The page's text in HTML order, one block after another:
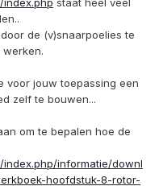
staat heel veel
de (v)snaarpoelies te
voor jouw toepassing een
zelf te bouwen...
om te bepalen hoe de
informatie/downl
hoofdstuk-8-rotor-